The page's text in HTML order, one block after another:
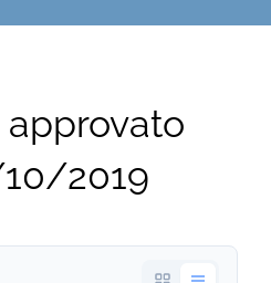
approvato
10/2019